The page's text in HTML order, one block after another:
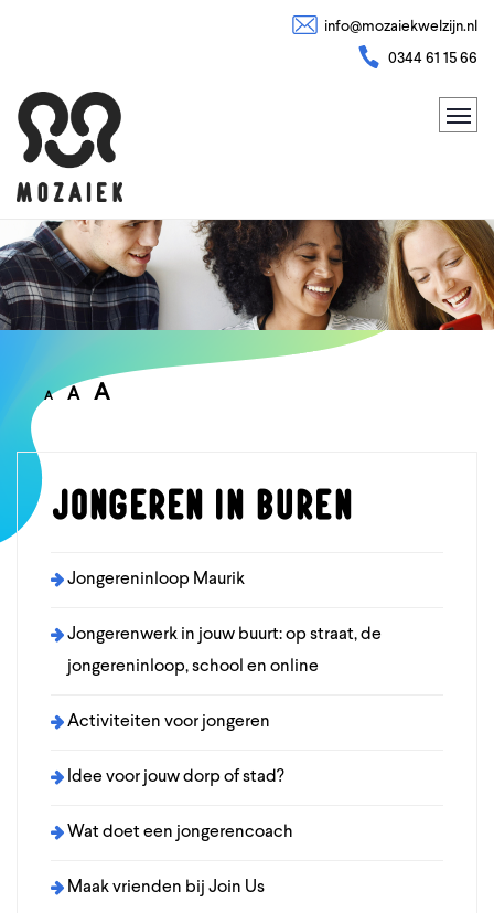
info@mozaiekwelzijn.nl
0344 61 15 66
A A A
Jongeren in Buren
Jongereninloop Maurik
Jongerenwerk in jouw buurt: op straat, de
jongereninloop, school en online
Activiteiten voor jongeren
Idee voor jouw dorp of stad?
Wat doet een jongerencoach
Maak vrienden bij Join Us